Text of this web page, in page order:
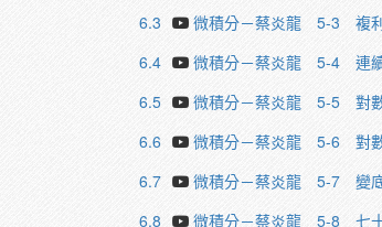
6.3
微積分－蔡炎龍 5-3 複
6.4
微積分－蔡炎龍 5-4 連
6.5
微積分－蔡炎龍 5-5 對
6.6
微積分－蔡炎龍 5-6 對
6.7
微積分－蔡炎龍 5-7 變
6.8
微積分－蔡炎龍 5-8 七